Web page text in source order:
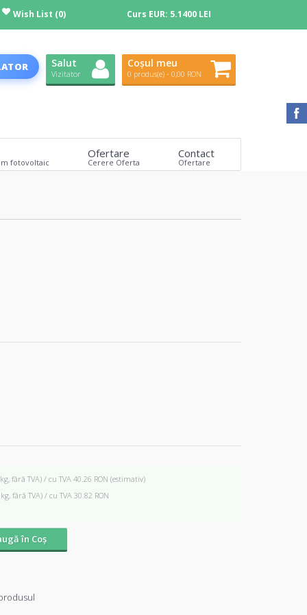
Wish List (0) Curs EUR: 5.1400 LEI
Salut
Vizitator
Coșul meu
0 produs(e) - 0,00 RON
fotovoltaic
Ofertare
Cerere Oferta
Contact
Ofertare
fără TVA) / cu TVA 40.26 RON (estimativ)
fără TVA) / cu TVA 30.82 RON
în Coş